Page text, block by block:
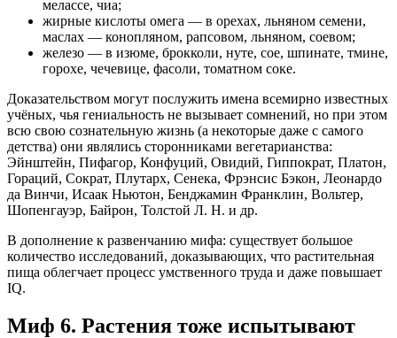
мелассе, чиа;
жирные кислоты омега — в орехах, льняном семени,
маслах — конопляном, рапсовом, льняном, соевом;
железо — в изюме, брокколи, нуте, сое, шпинате, тмине,
горохе, чечевице, фасоли, томатном соке.
Доказательством могут послужить имена всемирно известных
учёных, чья гениальность не вызывает сомнений, но при этом
всю свою сознательную жизнь (а некоторые даже с самого
детства) они являлись сторонниками вегетарианства:
Эйнштейн, Пифагор, Конфуций, Овидий, Гиппократ, Платон,
Гораций, Сократ, Плутарх, Сенека, Фрэнсис Бэкон, Леонардо
да Винчи, Исаак Ньютон, Бенджамин Франклин, Вольтер,
Шопенгауэр, Байрон, Толстой Л. Н. и др.
В дополнение к развенчанию мифа: существует большое
количество исследований, доказывающих, что растительная
пища облегчает процесс умственного труда и даже повышает
IQ.
Миф 6. Растения тоже испытывают